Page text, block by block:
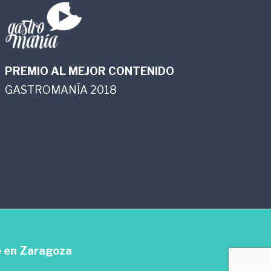
PREMIO AL MEJOR CONTENIDO
GASTROMANÍA 2018
Zaragoza